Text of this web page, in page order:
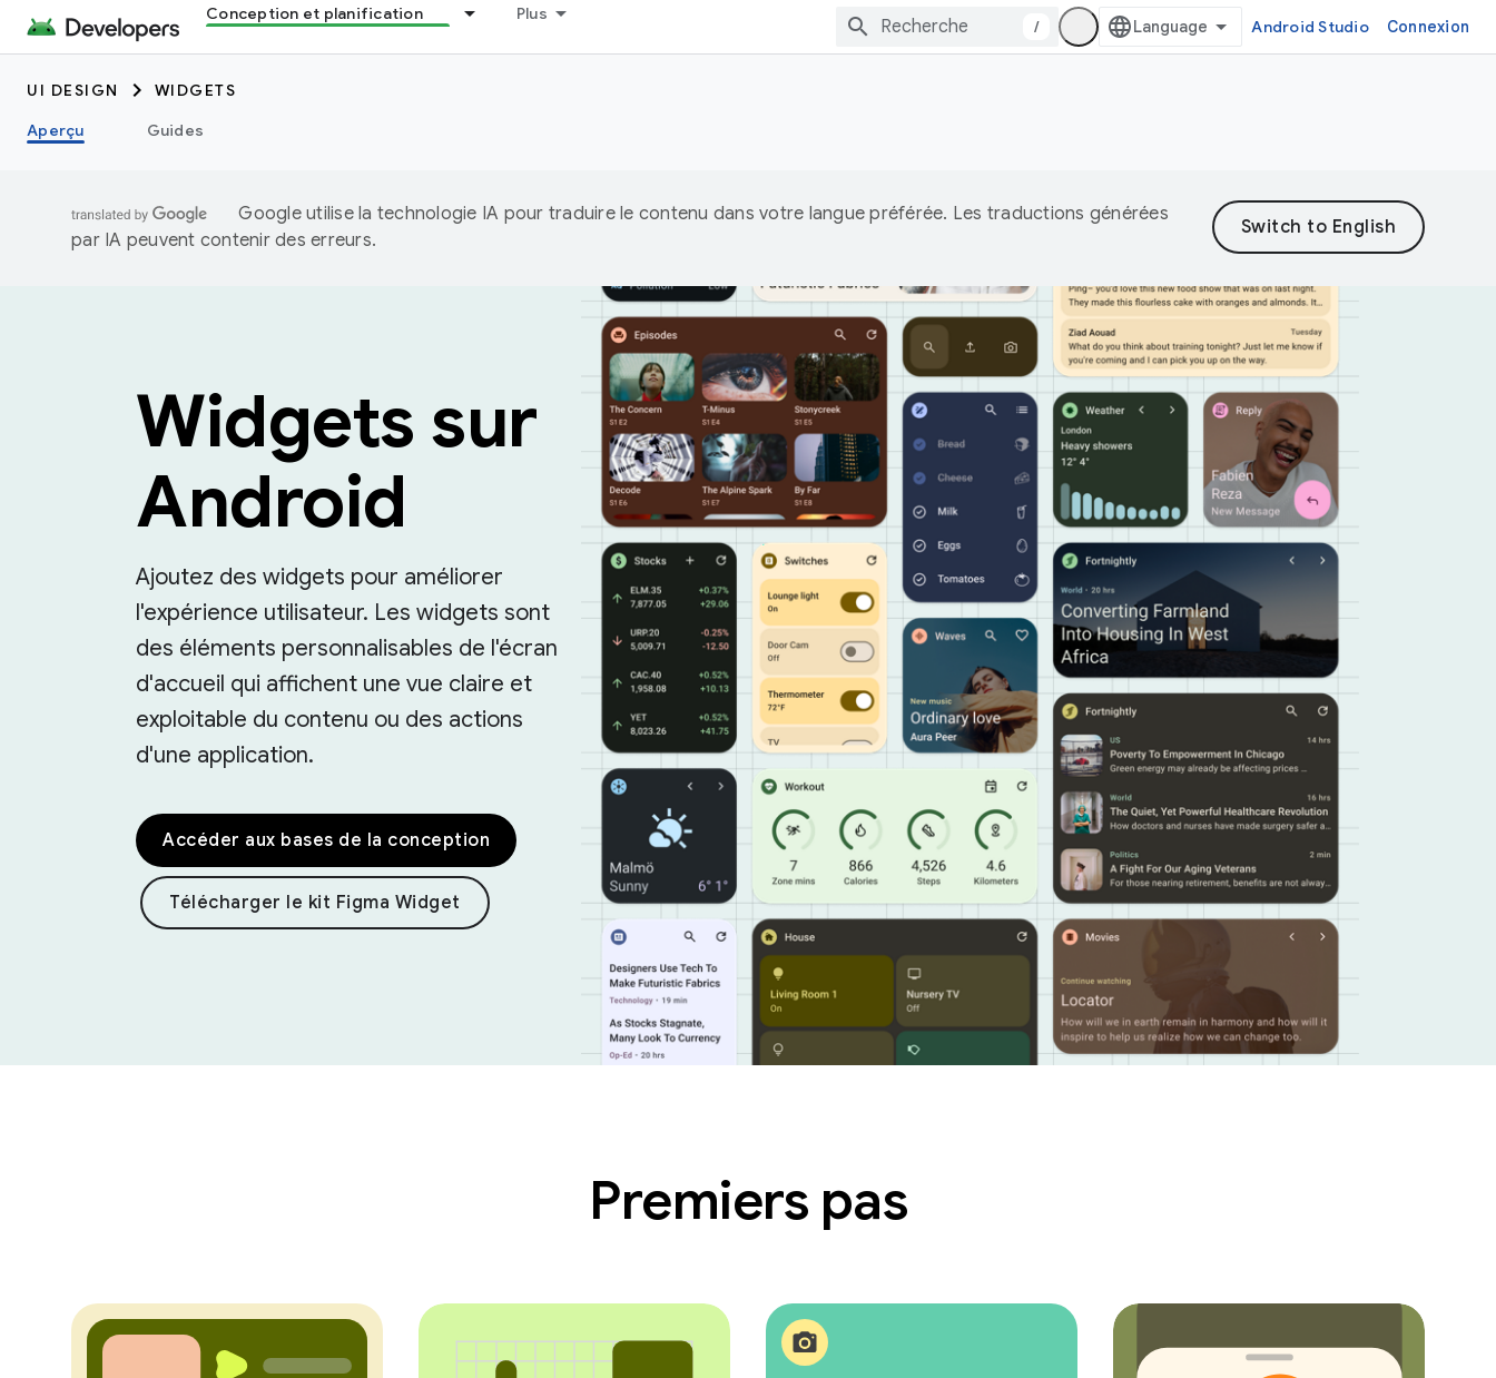
Conception et planification Plus
/ Android Studio Connexion
UI DESIGN
WIDGETS
Aperçu
Guides
Google utilise la technologie IA pour traduire le contenu dans votre langue préférée. Les traductions générées
par IA peuvent contenir des erreurs.
Widgets sur
Android
Ajoutez des widgets pour améliorer
l'expérience utilisateur. Les widgets sont
des éléments personnalisables de l'écran
d'accueil qui affichent une vue claire et
exploitable du contenu ou des actions
d'une application.
Accéder aux bases de la conception
Télécharger le kit Figma Widget
Premiers pas